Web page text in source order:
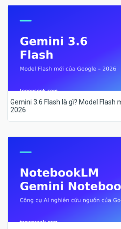
Gemini 3.6 Flash là gì? Model Flash
2026